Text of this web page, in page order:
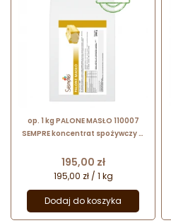
op. 1 kg PALONE MASŁO 110007
SEMPRE koncentrat spożywczy w
- na bazie aromatów naturalnych
Cena
195,00 zł
195,00 zł / 1 kg
Dodaj do koszyka